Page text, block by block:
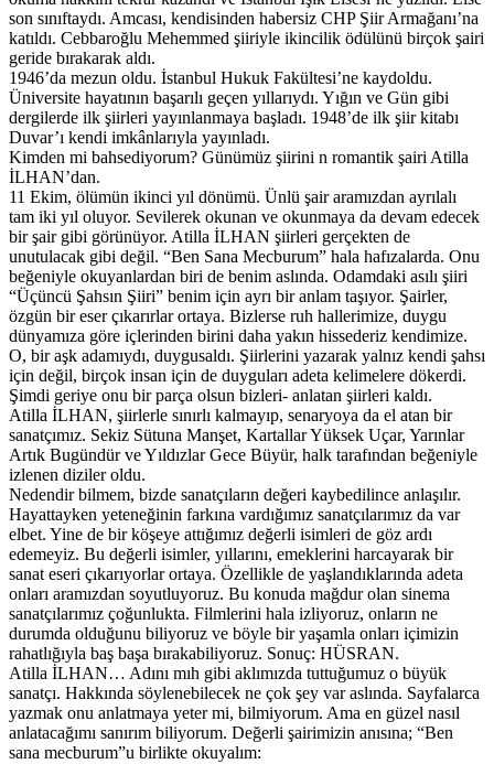
son sınıftaydı. Amcası, kendisinden habersiz CHP Şiir Armağanı’na
katıldı. Cebbaroğlu Mehemmed şiiriyle ikincilik ödülünü birçok şairi
geride bırakarak aldı.
1946’da mezun oldu. İstanbul Hukuk Fakültesi’ne kaydoldu.
Üniversite hayatının başarılı geçen yıllarıydı. Yığın ve Gün gibi
dergilerde ilk şiirleri yayınlanmaya başladı. 1948’de ilk şiir kitabı
Duvar’ı kendi imkânlarıyla yayınladı.
Kimden mi bahsediyorum? Günümüz şiirini n romantik şairi Atilla
İLHAN’dan.
11 Ekim, ölümün ikinci yıl dönümü. Ünlü şair aramızdan ayrılalı
tam iki yıl oluyor. Sevilerek okunan ve okunmaya da devam edecek
bir şair gibi görünüyor. Atilla İLHAN şiirleri gerçekten de
unutulacak gibi değil. “Ben Sana Mecburum” hala hafızalarda. Onu
beğeniyle okuyanlardan biri de benim aslında. Odamdaki asılı şiiri
“Üçüncü Şahsın Şiiri” benim için ayrı bir anlam taşıyor. Şairler,
özgün bir eser çıkarırlar ortaya. Bizlerse ruh hallerimize, duygu
dünyamıza göre içlerinden birini daha yakın hissederiz kendimize.
O, bir aşk adamıydı, duygusaldı. Şiirlerini yazarak yalnız kendi şahsı
için değil, birçok insan için de duyguları adeta kelimelere dökerdi.
Şimdi geriye onu bir parça olsun bizleri- anlatan şiirleri kaldı.
Atilla İLHAN, şiirlerle sınırlı kalmayıp, senaryoya da el atan bir
sanatçımız. Sekiz Sütuna Manşet, Kartallar Yüksek Uçar, Yarınlar
Artık Bugündür ve Yıldızlar Gece Büyür, halk tarafından beğeniyle
izlenen diziler oldu.
Nedendir bilmem, bizde sanatçıların değeri kaybedilince anlaşılır.
Hayattayken yeteneğinin farkına vardığımız sanatçılarımız da var
elbet. Yine de bir köşeye attığımız değerli isimleri de göz ardı
edemeyiz. Bu değerli isimler, yıllarını, emeklerini harcayarak bir
sanat eseri çıkarıyorlar ortaya. Özellikle de yaşlandıklarında adeta
onları aramızdan soyutluyoruz. Bu konuda mağdur olan sinema
sanatçılarımız çoğunlukta. Filmlerini hala izliyoruz, onların ne
durumda olduğunu biliyoruz ve böyle bir yaşamla onları içimizin
rahatlığıyla baş başa bırakabiliyoruz. Sonuç: HÜSRAN.
Atilla İLHAN… Adını mıh gibi aklımızda tuttuğumuz o büyük
sanatçı. Hakkında söylenebilecek ne çok şey var aslında. Sayfalarca
yazmak onu anlatmaya yeter mi, bilmiyorum. Ama en güzel nasıl
anlatacağımı sanırım biliyorum. Değerli şairimizin anısına; “Ben
sana mecburum”u birlikte okuyalım: